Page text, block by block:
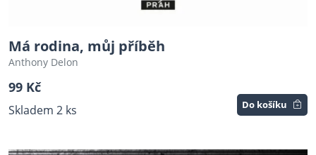
Má rodina, můj příběh
Anthony Delon
99 Kč
Skladem 2 ks Do košíku